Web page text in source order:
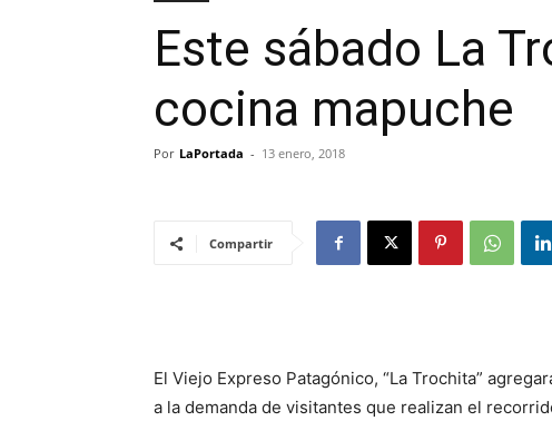
Este sábado La
cocina mapuche
Por LaPortada - 13 enero, 2018
Compartir
El Viejo Expreso Patagónico, “La Trochita”
a la demanda de visitantes que realizan el